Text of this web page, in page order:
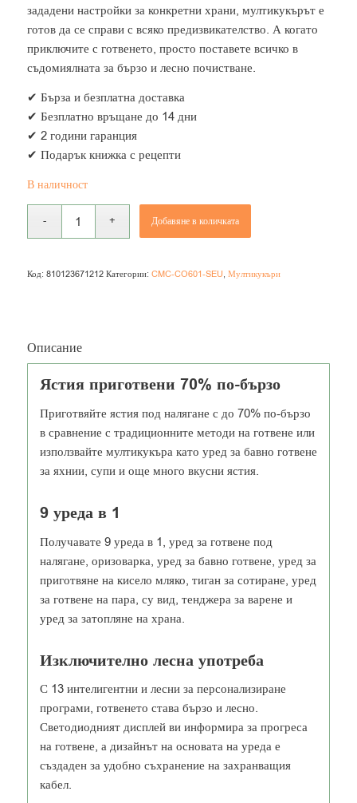
зададени настройки за конкретни храни, мултикукърът е
готов да се справи с всяко предизвикателство. А когато
приключите с готвенето, просто поставете всичко в
съдомиялната за бързо и лесно почистване.
✔ Бърза и безплатна доставка
✔ Безплатно връщане до 14 дни
✔ 2 години гаранция
✔ Подарък книжка с рецепти
В наличност
Добавяне в количката
Код: 810123671212 Категории: CMC-CO601-SEU, Мултикукъри
Описание
Ястия приготвени 70% по-бързо
Приготвяйте ястия под налягане с до 70% по-бързо
в сравнение с традиционните методи на готвене или
използвайте мултикукъра като уред за бавно готвене
за яхнии, супи и още много вкусни ястия.
9 уреда в 1
Получавате 9 уреда в 1, уред за готвене под
налягане, оризоварка, уред за бавно готвене, уред за
приготвяне на кисело мляко, тиган за сотиране, уред
за готвене на пара, су вид, тенджера за варене и
уред за затопляне на храна.
Изключително лесна употреба
С 13 интелигентни и лесни за персонализиране
програми, готвенето става бързо и лесно.
Светодиодният дисплей ви информира за прогреса
на готвене, а дизайнът на основата на уреда е
създаден за удобно съхранение на захранващия
кабел.